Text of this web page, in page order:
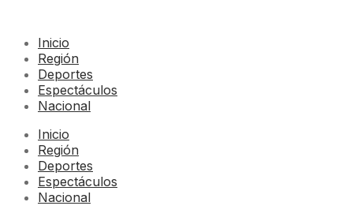
Inicio
Región
Deportes
Espectáculos
Nacional
Inicio
Región
Deportes
Espectáculos
Nacional